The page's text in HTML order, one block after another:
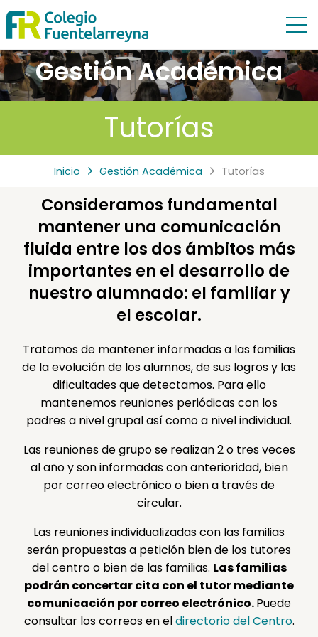
Gestión Académica
Tutorías
Inicio Gestión Académica Tutorías
Consideramos fundamental
mantener una comunicación
fluida entre los dos ámbitos más
importantes en el desarrollo de
nuestro alumnado: el familiar y
el escolar.
Tratamos de mantener informadas a las familias
de la evolución de los alumnos, de sus logros y las
dificultades que detectamos. Para ello
mantenemos reuniones periódicas con los
padres a nivel grupal así como a nivel individual.
Las reuniones de grupo se realizan 2 o tres veces
al año y son informadas con anterioridad, bien
por correo electrónico o bien a través de
circular.
Las reuniones individualizadas con las familias
serán propuestas a petición bien de los tutores
del centro o bien de las familias. Las familias
podrán concertar cita con el tutor mediante
comunicación por correo electrónico.Puede
consultar los correos en eldirectorio del Centro.